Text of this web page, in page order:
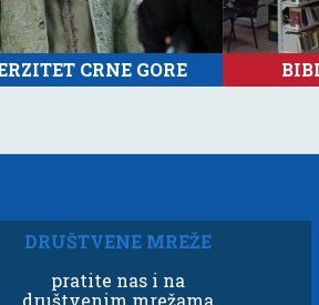
CRNE GORE
DRUŠTVENE MREŽE
pratite nas i na
društvenim mrežama